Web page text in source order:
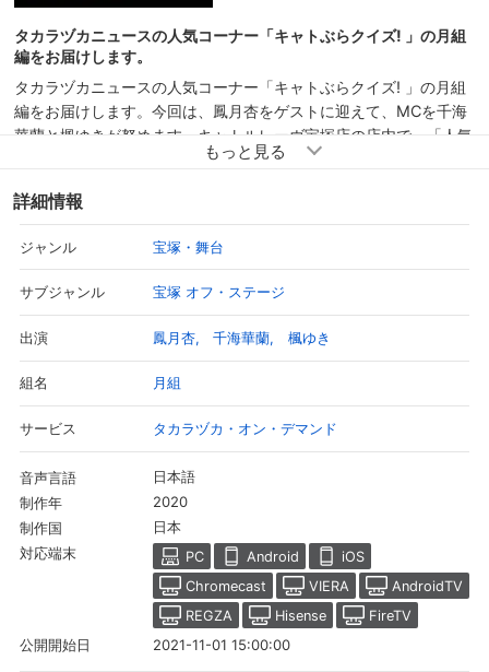
タカラヅカニュースの人気コーナー「キャトぶらクイズ! 」の月組
編をお届けします。
タカラヅカニュースの人気コーナー「キャトぶらクイズ! 」の月組
編をお届けします。今回は、鳳月杏をゲストに迎えて、MCを千海
華蘭と楓ゆきが努めます。キャトルレーヴ宝塚店の店内で、「人気
雑貨アイテム」「お薦めアイテム」の1位から3位までのランキン
キングに入っているのでしょうか？※番組内の情報は、2020年10
月放送当時のものです。
詳細情報
ジャンル 宝塚・舞台
サブジャンル 宝塚 オフ・ステージ
出演 鳳月杏 千海華蘭 楓ゆき
組名 月組
サービス タカラヅカ・オン・デマンド
音声言語 日本語
制作年 2020
制作国 日本
対応端末 PC Android
iOS
Chromecast
VIERA
AndroidTV
REGZA
Hisense
FireTV
公開開始日
2021-11-01 15:00:00